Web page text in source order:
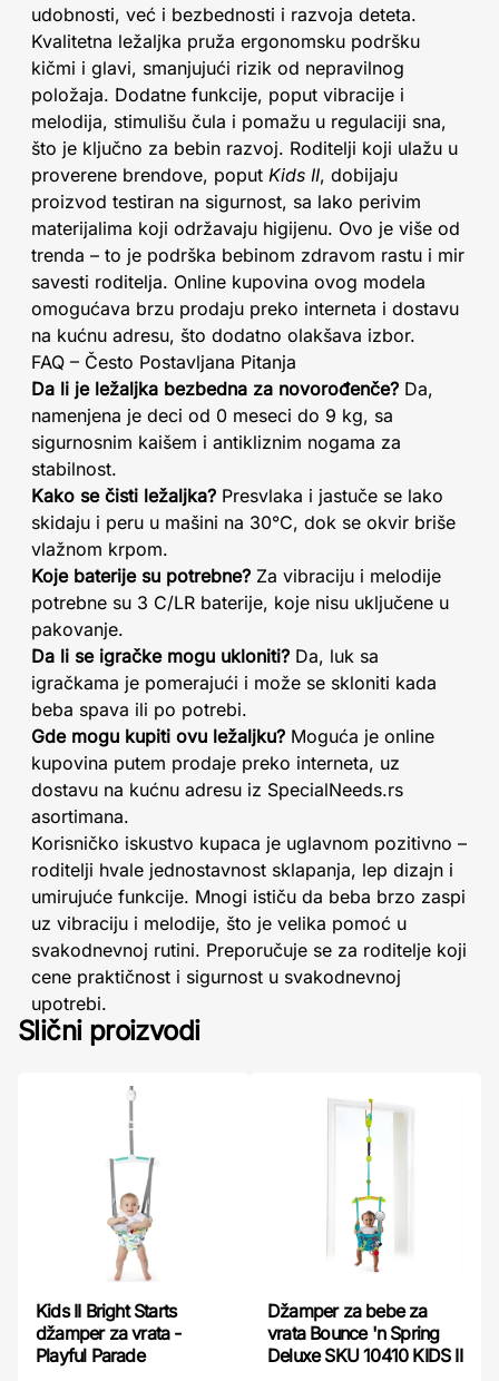
udobnosti, već i bezbednosti i razvoja deteta.
Kvalitetna ležaljka pruža ergonomsku podršku
kičmi i glavi, smanjujući rizik od nepravilnog
položaja. Dodatne funkcije, poput vibracije i
melodija, stimulišu čula i pomažu u regulaciji sna,
što je ključno za bebin razvoj. Roditelji koji ulažu u
proverene brendove, poput Kids II, dobijaju
proizvod testiran na sigurnost, sa lako perivim
materijalima koji održavaju higijenu. Ovo je više od
trenda – to je podrška bebinom zdravom rastu i mir
savesti roditelja. Online kupovina ovog modela
omogućava brzu prodaju preko interneta i dostavu
na kućnu adresu, što dodatno olakšava izbor.
FAQ – Često Postavljana Pitanja
Da li je ležaljka bezbedna za novorođenče? Da,
namenjena je deci od 0 meseci do 9 kg, sa
sigurnosnim kaišem i antikliznim nogama za
stabilnost.
Kako se čisti ležaljka? Presvlaka i jastuče se lako
skidaju i peru u mašini na 30°C, dok se okvir briše
vlažnom krpom.
Koje baterije su potrebne? Za vibraciju i melodije
potrebne su 3 C/LR baterije, koje nisu uključene u
pakovanje.
Da li se igračke mogu ukloniti? Da, luk sa
igračkama je pomerajući i može se skloniti kada
beba spava ili po potrebi.
Gde mogu kupiti ovu ležaljku? Moguća je online
kupovina putem prodaje preko interneta, uz
dostavu na kućnu adresu iz SpecialNeeds.rs
asortimana.
Korisničko iskustvo kupaca je uglavnom pozitivno –
roditelji hvale jednostavnost sklapanja, lep dizajn i
umirujuće funkcije. Mnogi ističu da beba brzo zaspi
uz vibraciju i melodije, što je velika pomoć u
svakodnevnoj rutini. Preporučuje se za roditelje koji
cene praktičnost i sigurnost u svakodnevnoj
upotrebi.
Slični proizvodi
Kids II Bright Starts
džamper za vrata -
Playful Parade
Džamper za bebe za
vrata Bounce 'n Spring
Deluxe SKU 10410 KIDS II